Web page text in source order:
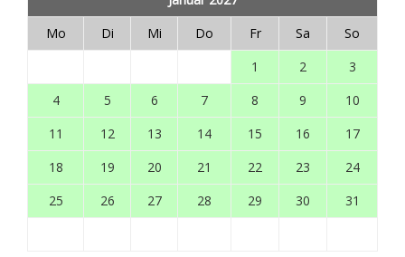
Mo
Di Mi Do Fr Sa
So
1
2
3
4
5 6 7 8 9
10
11
12 13 14 15 16
17
18
19 20 21 22 23
24
25
26 27 28 29 30 31